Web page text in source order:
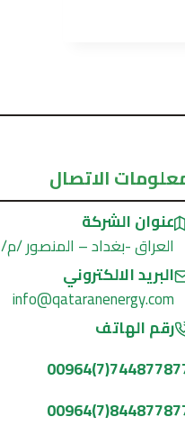
الاتصال
عنوان الشركة
العراق -بغداد – المنصور /م/ 607 /ز/19/د/16
البريد الالكتروني
info@qataranenergy.com
رقم الهاتف